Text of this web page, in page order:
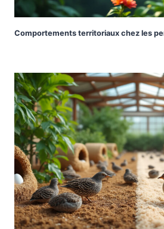
Comportements territoriaux chez les